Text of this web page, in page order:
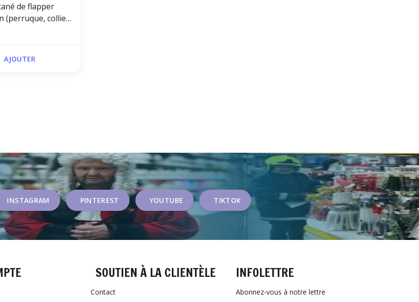
de flapper
(perruque, collier,
porte-cigarette)
AJOUTER
INSTAGRAM PINTEREST YOUTUBE TIKTOK
SOUTIEN À LA CLIENTÈLE
Contact
INFOLETTRE
Abonnez-vous à notre lettre